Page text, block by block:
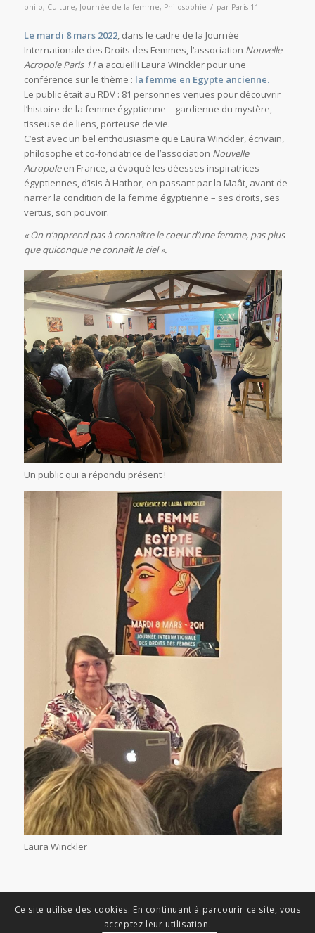
philo, Culture, Journée de la femme, Philosophie / par Paris 11
Le mardi 8 mars 2022, dans le cadre de la Journée
Internationale des Droits des Femmes, l’association Nouvelle
Acropole Paris 11a accueilli Laura Winckler pour une
conférence sur le thème : la femme en Egypte ancienne.
Le public était au RDV : 81 personnes venues pour découvrir
l’histoire de la femme égyptienne – gardienne du mystère,
tisseuse de liens, porteuse de vie.
C’est avec un bel enthousiasme que Laura Winckler, écrivain,
philosophe et co-fondatrice de l’association Nouvelle
Acropoleen France, a évoqué les déesses inspiratrices
égyptiennes, d’Isis à Hathor, en passant par la Maât, avant de
narrer la condition de la femme égyptienne – ses droits, ses
vertus, son pouvoir.
« On n’apprend pas à connaître le coeur d’une femme, pas plus
que quiconque ne connaît le ciel ».
Un public qui a répondu présent !
Laura Winckler
Ce site utilise des cookies. En continuant à parcourir ce site, vous
acceptez leur utilisation.